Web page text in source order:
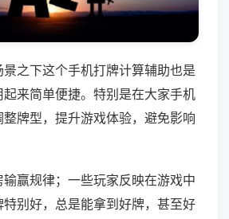
之下这个手机打牌计算辅助也是
来简单便捷。特别是在大家手机
牌型，提升游戏体验，避免影响
赢规律；一些玩家反映在游戏中
别好，总是能拿到好牌，甚至好